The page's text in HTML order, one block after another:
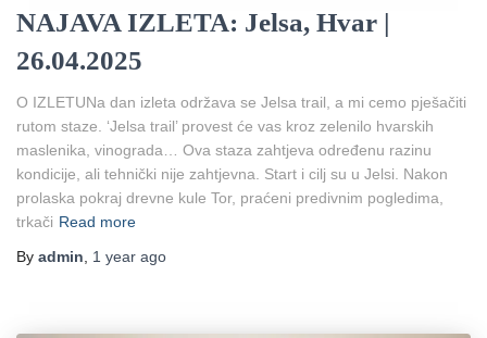
NAJAVA IZLETA: Jelsa, Hvar |
26.04.2025
O IZLETUNa dan izleta održava se Jelsa trail, a mi cemo pješačiti
rutom staze. ‘Jelsa trail’ provest će vas kroz zelenilo hvarskih
maslenika, vinograda… Ova staza zahtjeva određenu razinu
kondicije, ali tehnički nije zahtjevna. Start i cilj su u Jelsi. Nakon
prolaska pokraj drevne kule Tor, praćeni predivnim pogledima,
trkači Read more
By admin 1 year ago